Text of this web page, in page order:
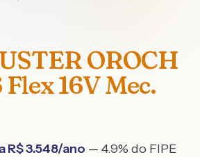
OROCH
16V Mec.
R$3.548/ano — 4.9% do FIPE